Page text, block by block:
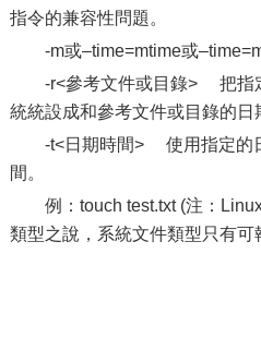
指令的兼容性問題。
-m或–time=mtime或
-r<參考文件或目錄> 把指
統統設成和參考文件或目錄的日
-t<日期時間> 使用指定的
間。
例：touch test.txt (注：
類型之說，系統文件類型只有